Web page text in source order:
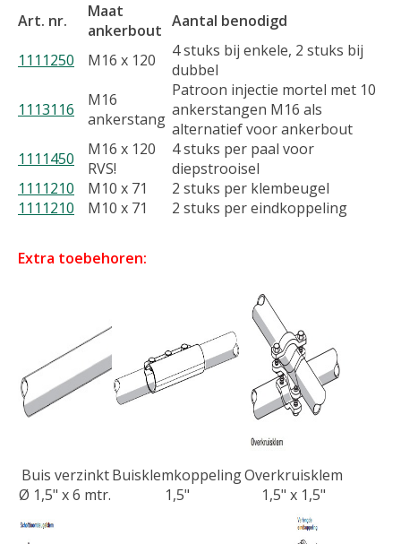
Art. nr.
Maat
ankerbout Aantal benodigd
1111250
M16 x 120
4 stuks bij enkele, 2 stuks bij
dubbel
1113116
M16
ankerstang
Patroon injectie mortel met 10
ankerstangen M16 als
alternatief voor ankerbout
1111450
M16 x 120
RVS!
4 stuks per paal voor
diepstrooisel
1111210
M10 x 71
2 stuks per klembeugel
1111210
M10 x 71 2 stuks per eindkoppeling
Extra toebehoren:
Buis verzinkt
Ø 1,5" x 6 mtr.
Buisklemkoppeling
1,5"
Overkruisklem
1,5" x 1,5"